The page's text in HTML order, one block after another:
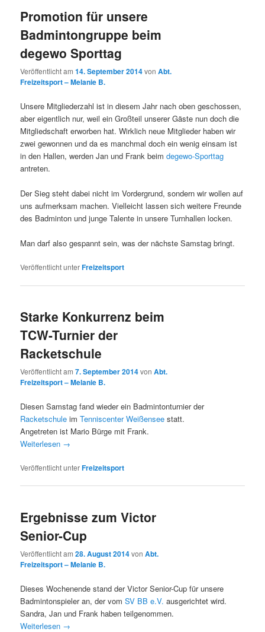
Promotion für unsere
Badmintongruppe beim
degewo Sporttag
Veröffentlicht am14. September 2014vonAbt.
Freizeitsport – Melanie B.
Unsere Mitgliederzahl ist in diesem Jahr nach oben geschossen,
aber eigentlich nur, weil ein Großteil unserer Gäste nun doch die
Mitgliedschaft erworben hat. Wirklich neue Mitglieder haben wir
zwei gewonnen und da es manchmal doch ein wenig einsam ist
in den Hallen, werden Jan und Frank beimdegewo-Sporttag
antreten.
Der Sieg steht dabei nicht im Vordergrund, sondern wir wollen auf
uns aufmerksam machen. Vielleicht lassen sich weitere Freunde
des Badminton und junge Talente in unsere Turnhallen locken.
Man darf also gespannt sein, was der nächste Samstag bringt.
Veröffentlicht unterFreizeitsport
Starke Konkurrenz beim
TCW-Turnier der
Racketschule
Veröffentlicht am7. September 2014vonAbt.
Freizeitsport – Melanie B.
Diesen Samstag fand wieder ein Badmintonturnier der
Racketschule imTenniscenter Weißensee statt.
Angetreten ist Mario Bürge mit Frank.
Weiterlesen →
Veröffentlicht unterFreizeitsport
Ergebnisse zum Victor
Senior-Cup
Veröffentlicht am28. August 2014vonAbt.
Freizeitsport – Melanie B.
Dieses Wochenende stand der Victor Senior-Cup für unsere
Badmintonspieler an, der vomSV BB e.V. ausgerichtet wird.
Sandra, Jan und Frank haben teilgenommen.
Weiterlesen →